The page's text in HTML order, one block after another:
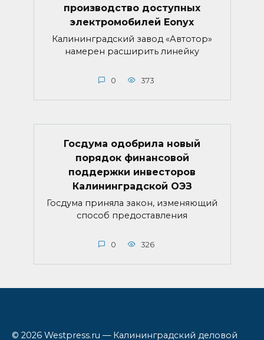
производство доступных
электромобилей Eonyx
Калининградский завод «Автотор»
намерен расширить линейку
0 373
Госдума одобрила новый
порядок финансовой
поддержки инвесторов
Калининградской ОЭЗ
Госдума приняла закон, изменяющий
способ предоставления
0 326
© 2026 Westpress.ru — Калининградский деловой